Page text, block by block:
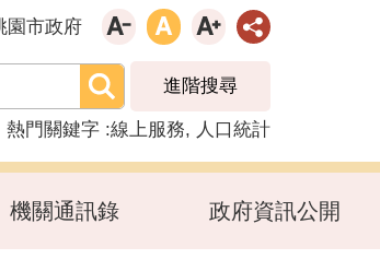
園市政府
進階搜尋
熱門關鍵字 線上服務 人口統計
機關通訊錄 政府資訊公開